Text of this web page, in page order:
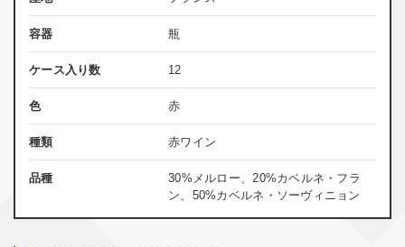
容器 瓶
ケース入り数 12
色 赤
種類 赤ワイン
品種
30%メルロー、20%カベルネ・フラ
ン、50%カベルネ・ソーヴィニョン